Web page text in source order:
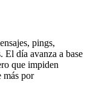
pings,
El día avanza a base
que impiden
más por